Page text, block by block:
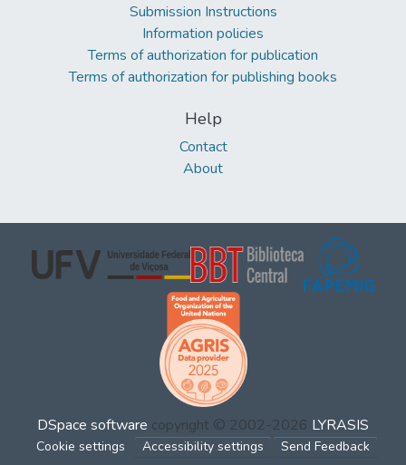
Submission Instructions
Information policies
Terms of authorization for publication
Terms of authorization for publishing books
Help
Contact
About
DSpace software copyright © 2002-2026 LYRASIS
Cookie settings Accessibility settings Send Feedback